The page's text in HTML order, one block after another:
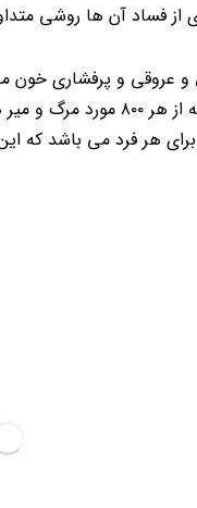
فساد آن ها روشی
و عروقی و پرفشاری